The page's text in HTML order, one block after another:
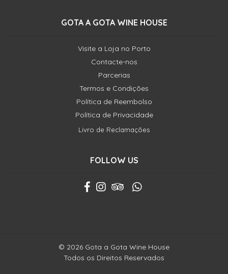
GOTA A GOTA WINE HOUSE
Visite a Loja no Porto
Contacte-nos
Parcerias
Termos e Condições
Política de Reembolso
Política de Privacidade
Livro de Reclamações
FOLLOW US
© 2026 Gota a Gota Wine House
Todos os Direitos Reservados